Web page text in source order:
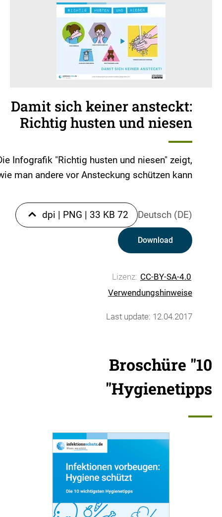
Damit sich keiner ansteckt:
Richtig husten und niesen
Infografik "Richtig husten und niesen" zeigt,
man andere vor Ansteckung schützen kann.
Deutsch (DE)
72 dpi
| PNG | 33 KB
Download
Lizenz: CC-BY-SA-4.0
Verwendungshinweise
Last update: 12.04.2017
Broschüre "10
Hygienetipps"